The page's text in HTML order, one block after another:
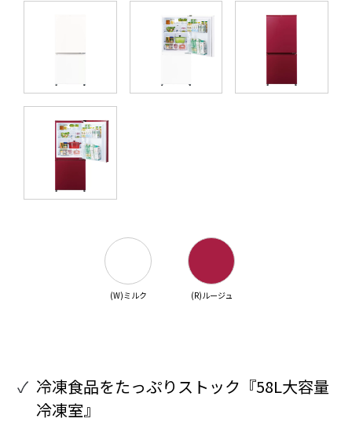
(W)ミルク (R)ルージュ
冷凍食品をたっぷりストック『58L大容量
冷凍室』